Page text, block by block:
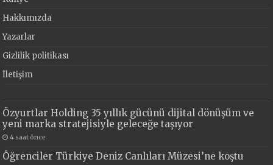
Hakkımızda
Yazarlar
Gizlilik politikası
İletişim
Özyurtlar Holding 35 yıllık gücünü dijital dönüşüm ve
yeni marka stratejisiyle geleceğe taşıyor
4 saat önce
Öğrenciler Türkiye Deniz Canlıları Müzesi’ne koştu